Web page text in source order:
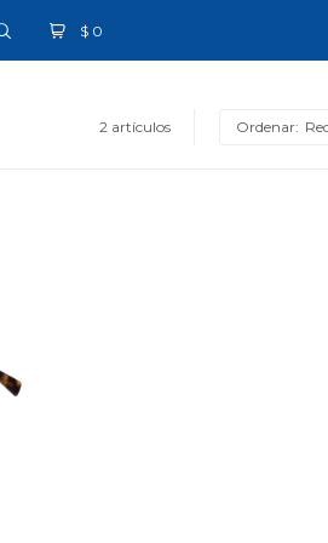
$ 0
2 artículos